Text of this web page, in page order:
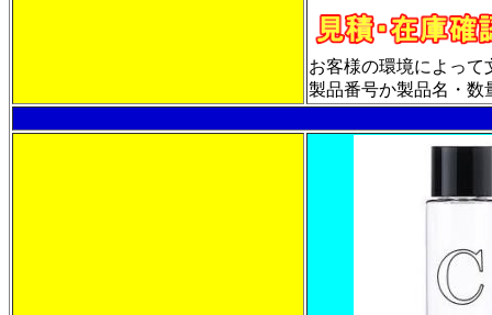
お客様の環境によって
製品番号か製品名・数